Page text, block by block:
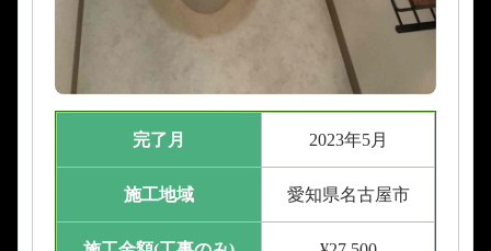
完了月 2023年5月
施工地域 愛知県名古屋市